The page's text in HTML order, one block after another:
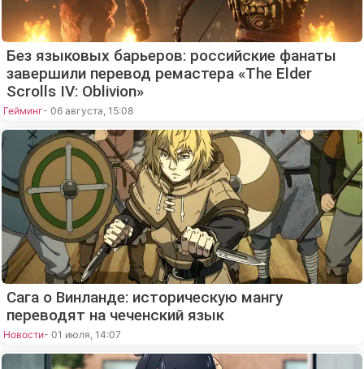
Без языковых барьеров: российские фанаты
завершили перевод ремастера «The Elder
Scrolls IV: Oblivion»
Гейминг- 06 августа, 15:08
Сага о Винланде: историческую мангу
переводят на чеченский язык
Новости- 01 июля, 14:07